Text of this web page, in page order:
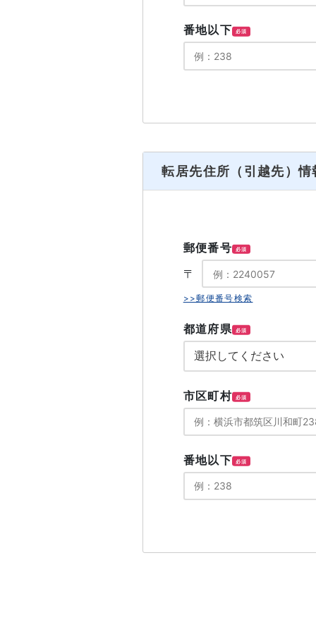
番地以下 必須
転居先住所（引越先）情
郵便番号 必須
〒
>>郵便番号検索
都道府県 必須
市区町村 必須
番地以下 必須